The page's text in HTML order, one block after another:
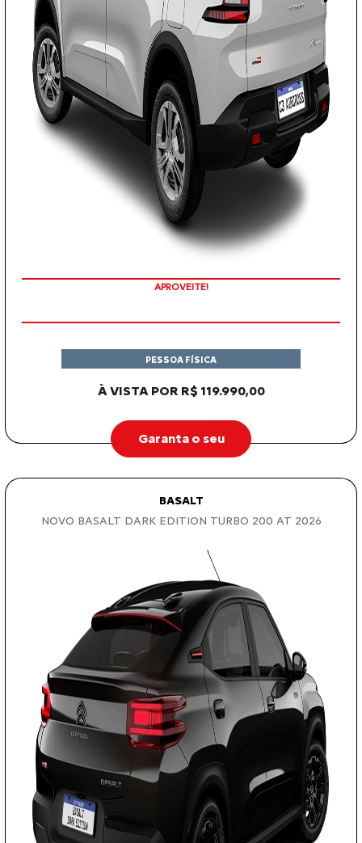
APROVEITE!
À VISTA POR R$ 119.990,00
PESSOA FÍSICA
Garanta o seu
BASALT
NOVO BASALT DARK EDITION TURBO 200 AT 2026